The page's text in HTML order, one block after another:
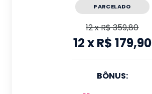
PARCELADO
12xR$ 359,80
12xR$ 179,90
BÔNUS: